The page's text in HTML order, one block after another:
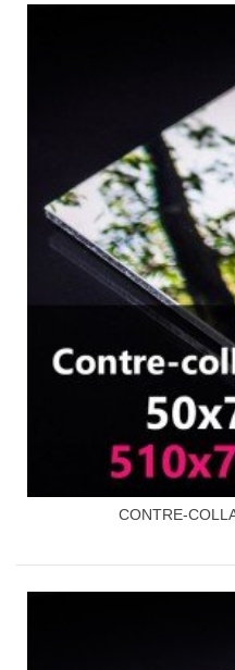
CONTRE-